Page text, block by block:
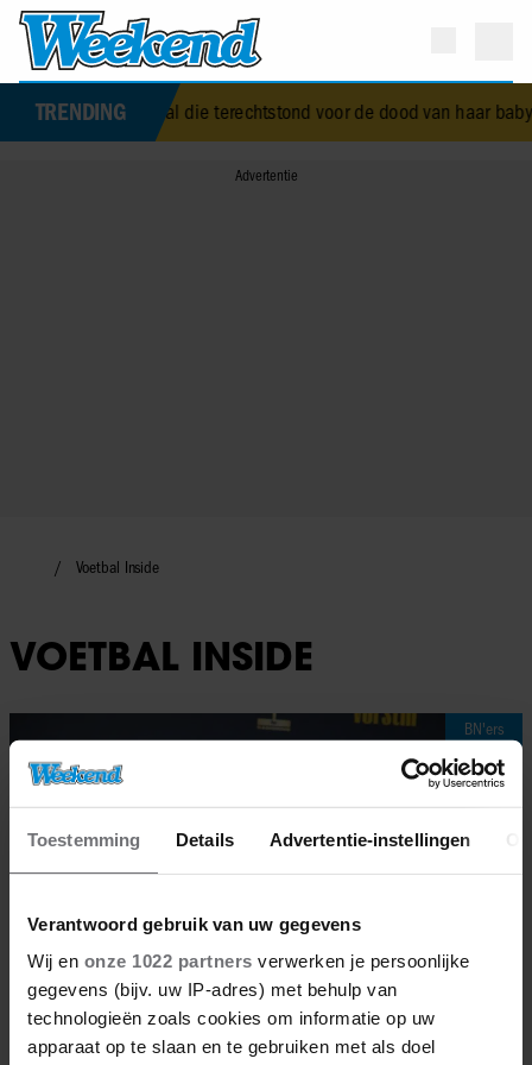
Toestemming Details Advertentie-instellingen
Verantwoord gebruik van uw gegevens
Wij en onze 1022 partners verwerken je persoonlijke
gegevens (bijv. uw IP-adres) met behulp van
technologieën zoals cookies om informatie op uw
apparaat op te slaan en te gebruiken met als doel
TRENDING
Alice Wise, de royal die terechtstond voor de dood van haar baby
Voetbal Inside
VOETBAL INSIDE
BN'ers